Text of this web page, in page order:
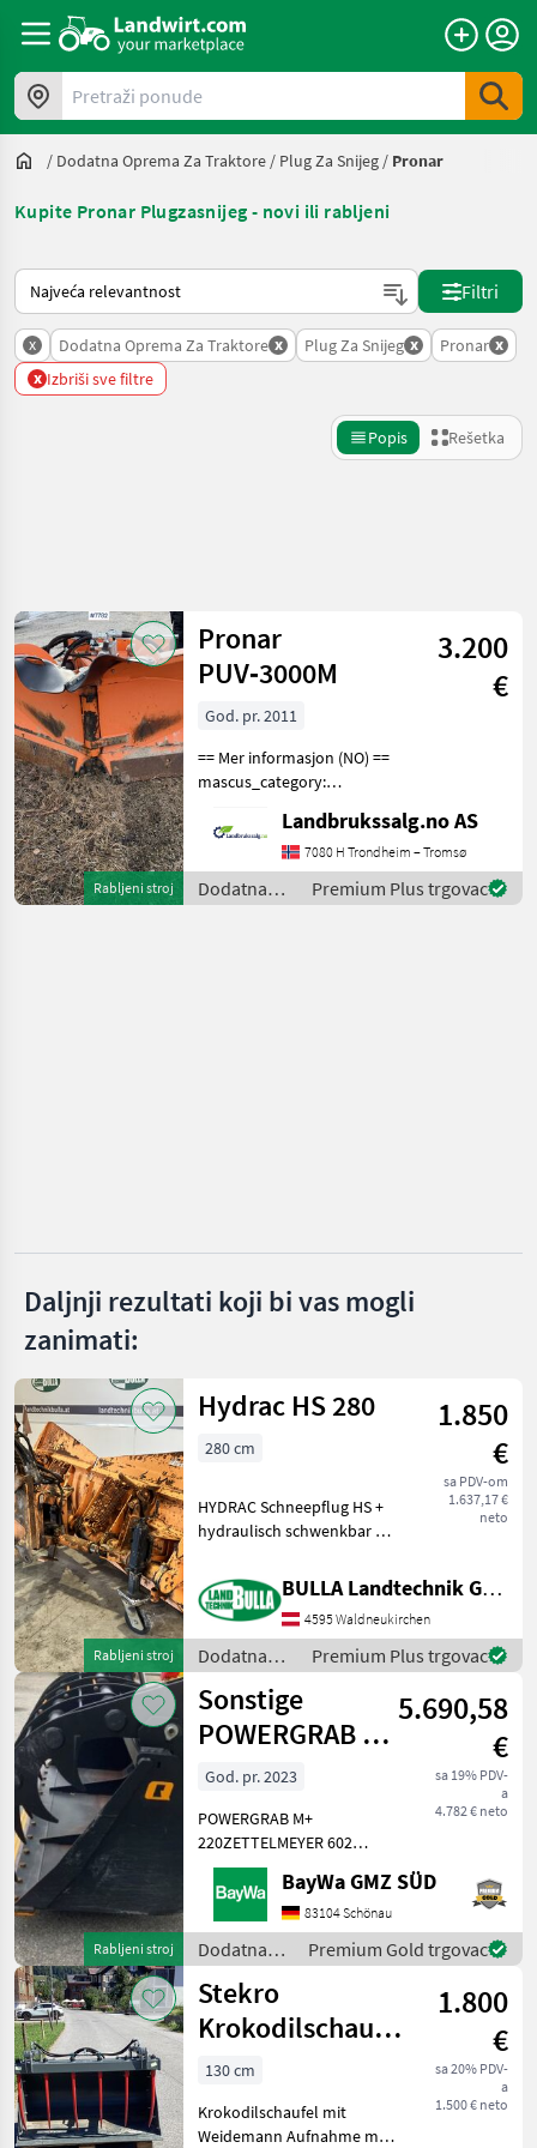
Pretraži ponude
/ Dodatna Oprema Za Traktore / Plug Za Snijeg / Pronar
Kupite Pronar Plugzasnijeg - novi ili rabljeni
Tako se sortira na Landwirt.com
Filtri
x Dodatna Oprema Za Traktore x Plug Za Snijeg x Pronar x
x Izbriši sve filtre
Popis Rešetka
Kategorija 4 Država
TRENUTNA
STAZA
Poljoprivredna
tehnika
Dodatna
Oprema
Za
Traktore
Wintec
Schmidt
Prikaži
sve
(40)
MARKETPLACE
Marketplace
Ponude
trgovaca
Mali
Poništi
Prikaži 1
rezultata
Rabljeni stroj
Pronar
PUV‑3000M
3.200
€
God. pr. 2011
== Mer informasjon (NO) ==
mascus_category:
reference number upon
request: 7782 See
en.landbrukssalg.no/7782
for more images Specificati
Landbrukssalg.no AS
7080 H Trondheim – Tromsø
Dodatna
oprema za
Premium Plus trgovac
Daljnji rezultati koji bi vas mogli
zanimati:
Rabljeni stroj
Hydrac HS 280
1.850
€
sa PDV-om
1.637,17 €
neto
280 cm
HYDRAC Schneepflug HS +
hydraulisch schwenkbar +
Anbauplatte + Hakenmaß
Mitte Mitte 50 cm Ploča za
kačenje, Klapne za lajsnu:
Čelične klapne
BULLA Landtechnik GmbH
4595 Waldneukirchen
Dodatna
oprema za
traktore /
Hydrac
Premium Plus trgovac
Rabljeni stroj
Sonstige
POWERGRAB M+
220 # 144
5.690,58
€
sa 19% PDV-
a
4.782 € neto
God. pr. 2023
POWERGRAB M+
220ZETTELMEYER 602
AufnahmeWENDEMESSER
HB500
660 Kg Dodatna oprema za
traktore Ostala oprema za
traktore
BayWa GMZ SÜD
83104 Schönau
Dodatna
oprema za
traktore /
Sonstige
Premium Gold trgovac
Stekro
Krokodilschaufel
130
1.800
€
sa 20% PDV-
a
1.500 € neto
130 cm
Krokodilschaufel mit
Weidemann Aufnahme mit